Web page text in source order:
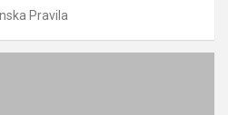
Pravila